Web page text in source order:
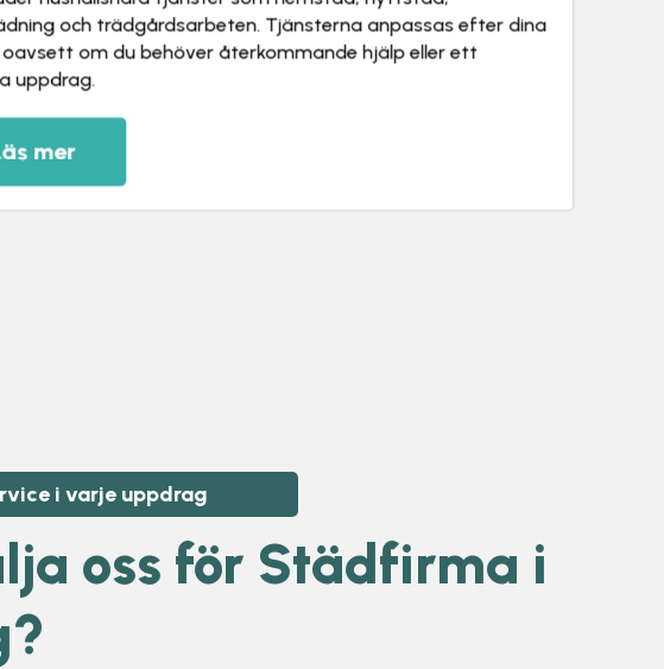
hålla tomt och utemiljö i gott skick. Det kan kombineras med
eller andra tjänster vid behov.
mer
i varje uppdrag
oss för Städfirma i
?